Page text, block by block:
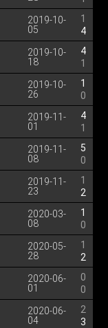
2019-10-
05
1
4
2019-10-
18
4
1
2019-10-
26
1
0
2019-11-
01
4
1
2019-11-
08
5
0
2019-11-
23
1
2
2020-03-
08
1
0
2020-05-
28
1
2
2020-06-
01
0
0
2020-06-
04
2
3